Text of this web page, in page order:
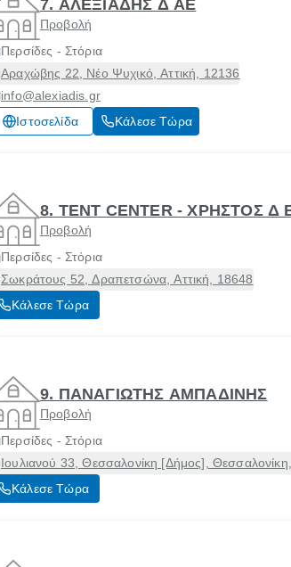
7. ΑΛΕΞΙΑΔΗΣ Δ ΑΕ
Προβολή
Περσίδες - Στόρια
Αραχώβης 22, Νέο Ψυχικό, Αττική, 12136
info@alexiadis.gr
Ιστοσελίδα
Κάλεσε Τώρα
8. TENT CENTER - ΧΡΗΣΤΟΣ Δ
Προβολή
Περσίδες - Στόρια
Σωκράτους 52, Δραπετσώνα, Αττική, 18648
Κάλεσε Τώρα
9. ΠΑΝΑΓΙΩΤΗΣ ΑΜΠΑΔΙΝΗΣ
Προβολή
Περσίδες - Στόρια
Ιουλιανού 33, Θεσσαλονίκη [Δήμος],
Κάλεσε Τώρα